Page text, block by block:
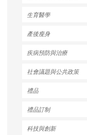
生育醫學
產後瘦身
疾病預防與治療
社會議題與公共政策
禮品
禮品訂制
科技與創新